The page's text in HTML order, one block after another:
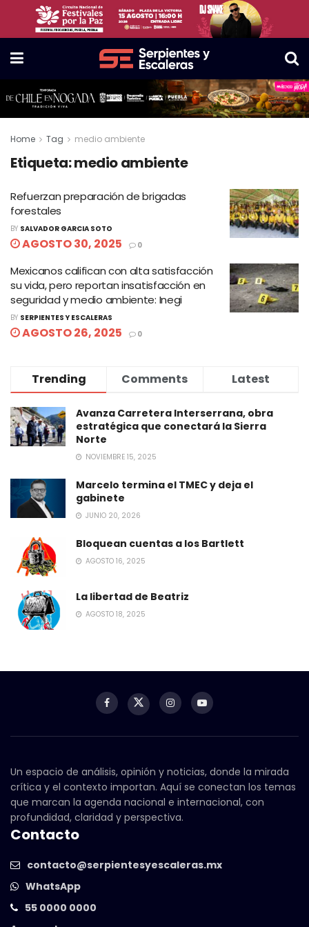
Home Tag medio ambiente
Etiqueta:medio ambiente
Refuerzan preparación de brigadas
forestales
BY SALVADOR GARCIA SOTO
AGOSTO 30, 2025 0
Mexicanos califican con alta satisfacción
su vida, pero reportan insatisfacción en
seguridad y medio ambiente: Inegi
BY SERPIENTES Y ESCALERAS
AGOSTO 26, 2025 0
Trending Comments Latest
Avanza Carretera Interserrana, obra
estratégica que conectará la Sierra
Norte
NOVIEMBRE 15, 2025
Marcelo termina el TMEC y deja el
gabinete
JUNIO 20, 2026
Bloquean cuentas a los Bartlett
AGOSTO 16, 2025
La libertad de Beatriz
AGOSTO 18, 2025
Un espacio de análisis, opinión y noticias, donde la mirada
crítica y el contexto importan. Aquí se conectan los temas
que marcan la agenda nacional e internacional, con
profundidad, claridad y perspectiva.
Contacto
contacto@serpientesyescaleras.mx
WhatsApp
55 0000 0000